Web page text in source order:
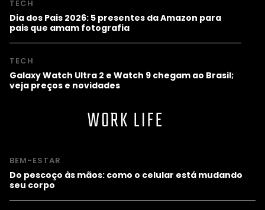
TECH
Dia dos Pais 2026: 5 presentes da Amazon para
pais que amam fotografia
TECH
Galaxy Watch Ultra 2 e Watch 9 chegam ao Brasil;
veja preços e novidades
WORK LIFE
BEM-ESTAR
Do pescoço às mãos: como o celular está mudando
seu corpo